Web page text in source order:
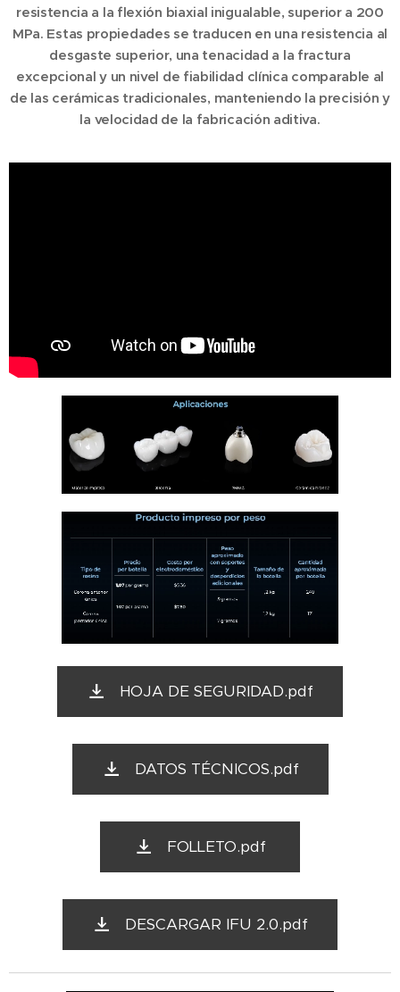
resistencia a la flexión biaxial inigualable, superior a 200
MPa. Estas propiedades se traducen en una resistencia al
desgaste superior, una tenacidad a la fractura
excepcional y un nivel de fiabilidad clínica comparable al
de las cerámicas tradicionales, manteniendo la precisión y
la velocidad de la fabricación aditiva.
HOJA DE SEGURIDAD.pdf
DATOS TÉCNICOS.pdf
FOLLETO.pdf
DESCARGAR IFU 2.0.pdf